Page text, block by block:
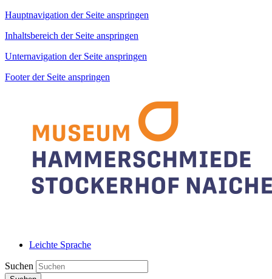
Hauptnavigation der Seite anspringen
Inhaltsbereich der Seite anspringen
Unternavigation der Seite anspringen
Footer der Seite anspringen
Leichte Sprache
Suchen